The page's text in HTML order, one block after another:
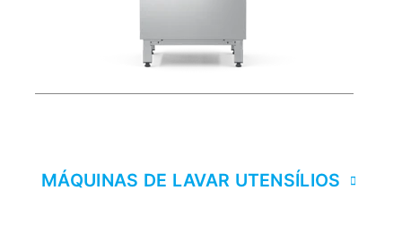
MÁQUINAS DE LAVAR UTENSÍLIOS